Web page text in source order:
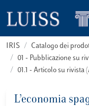
IRIS
Catalogo dei
01 - Pubblicazione su
01.1 - Articolo su rivista
L’economia